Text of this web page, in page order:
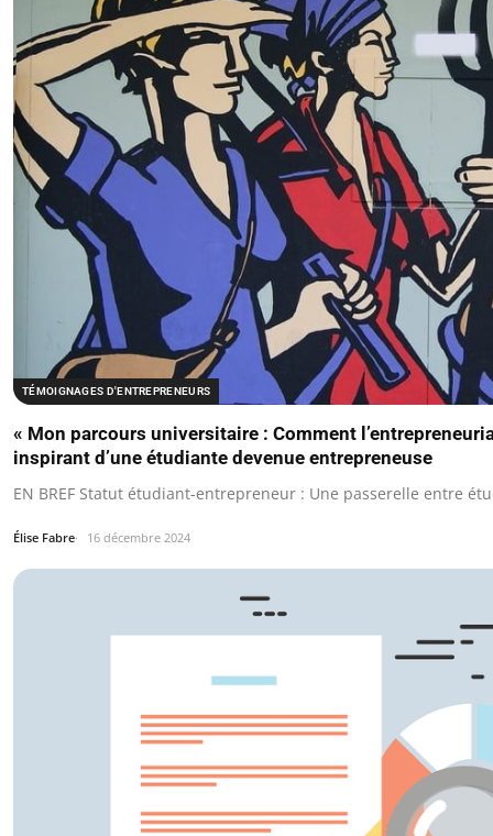
TÉMOIGNAGES D'ENTREPRENEURS
« Mon parcours universitaire : Comment
inspirant d’une étudiante devenue entrepreneuse
EN BREF Statut étudiant-entrepreneur : Une passerelle entre
Élise Fabre 16 décembre 2024